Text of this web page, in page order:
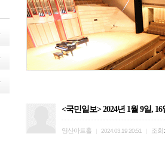
<국민일보> 2024년 1월 9일,
영산아트홀 2024.03.19 20:51 조회